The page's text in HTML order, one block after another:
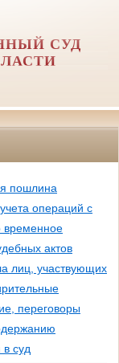
СУД
пошлина
операций с
временное
актов
лиц, участвующих
переговоры
суд